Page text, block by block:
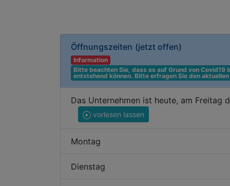
Öffnungszeiten (jetzt offen)
Information
Bitte beachten Sie, dass es auf Grund von
entstehend können. Bitte erfragen Sie den
Das Unternehmen ist heute, am Freitag
vorlesen lassen
Montag
Dienstag